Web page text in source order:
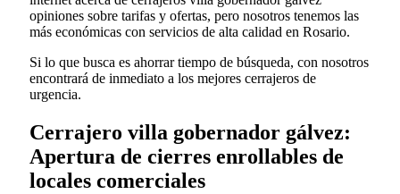
opiniones sobre tarifas y ofertas, pero nosotros tenemos las
más económicas con servicios de alta calidad en Rosario.
Si lo que busca es ahorrar tiempo de búsqueda, con nosotros
encontrará de inmediato a los mejores cerrajeros de
urgencia.
Cerrajero villa gobernador gálvez:
Apertura de cierres enrollables de
locales comerciales